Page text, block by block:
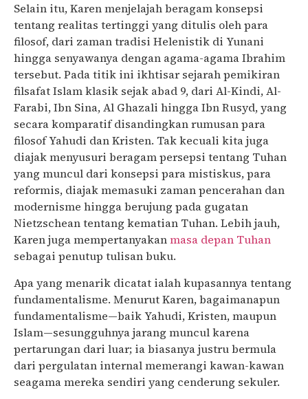
Selain itu, Karen menjelajah beragam konsepsi
tentang realitas tertinggi yang ditulis oleh para
filosof, dari zaman tradisi Helenistik di Yunani
hingga senyawanya dengan agama-agama Ibrahim
tersebut. Pada titik ini ikhtisar sejarah pemikiran
filsafat Islam klasik sejak abad 9, dari Al-Kindi, Al-
Farabi, Ibn Sina, Al Ghazali hingga Ibn Rusyd, yang
secara komparatif disandingkan rumusan para
filosof Yahudi dan Kristen. Tak kecuali kita juga
diajak menyusuri beragam persepsi tentang Tuhan
yang muncul dari konsepsi para mistiskus, para
reformis, diajak memasuki zaman pencerahan dan
modernisme hingga berujung pada gugatan
Nietzschean tentang kematian Tuhan. Lebih jauh,
Karen juga mempertanyakanmasa depan Tuhan
sebagai penutup tulisan buku.
Apa yang menarik dicatat ialah kupasannya tentang
fundamentalisme. Menurut Karen, bagaimanapun
fundamentalisme—baik Yahudi, Kristen, maupun
Islam—sesungguhnya jarang muncul karena
pertarungan dari luar; ia biasanya justru bermula
dari pergulatan internal memerangi kawan-kawan
seagama mereka sendiri yang cenderung sekuler.